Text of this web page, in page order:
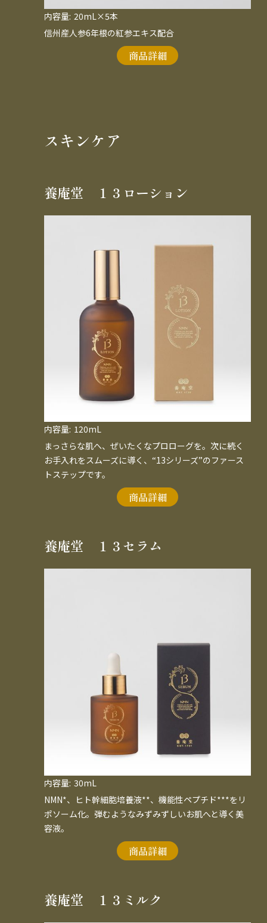
商品詳細
内容量: 20mL×5本
信州産人参6年根の紅参エキス配合
スキンケア
養庵堂 １３ローション
商品詳細
内容量: 120mL
まっさらな肌へ、ぜいたくなプロローグを。次に続く
お手入れをスムーズに導く、“13シリーズ”のファース
トステップです。
養庵堂 １３セラム
商品詳細
内容量: 30mL
NMN*、ヒト幹細胞培養液**、機能性ペプチド***をリ
ポソーム化。弾むようなみずみずしいお肌へと導く美
容液。
養庵堂 １３ミルク